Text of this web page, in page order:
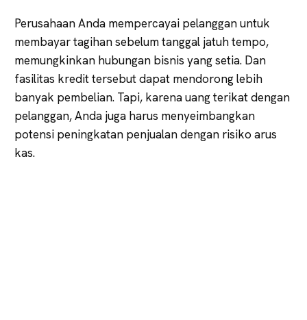
Perusahaan Anda mempercayai pelanggan untuk
membayar tagihan sebelum tanggal jatuh tempo,
memungkinkan hubungan bisnis yang setia. Dan
fasilitas kredit tersebut dapat mendorong lebih
banyak pembelian. Tapi, karena uang terikat dengan
pelanggan, Anda juga harus menyeimbangkan
potensi peningkatan penjualan dengan risiko arus
kas.